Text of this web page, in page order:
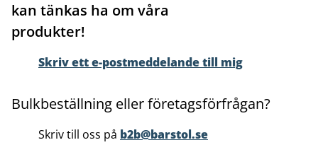
kan tänkas ha om våra
produkter!
Skriv ett e-postmeddelande till mig
Bulkbeställning eller företagsförfrågan?
Skriv till oss på b2b@barstol.se